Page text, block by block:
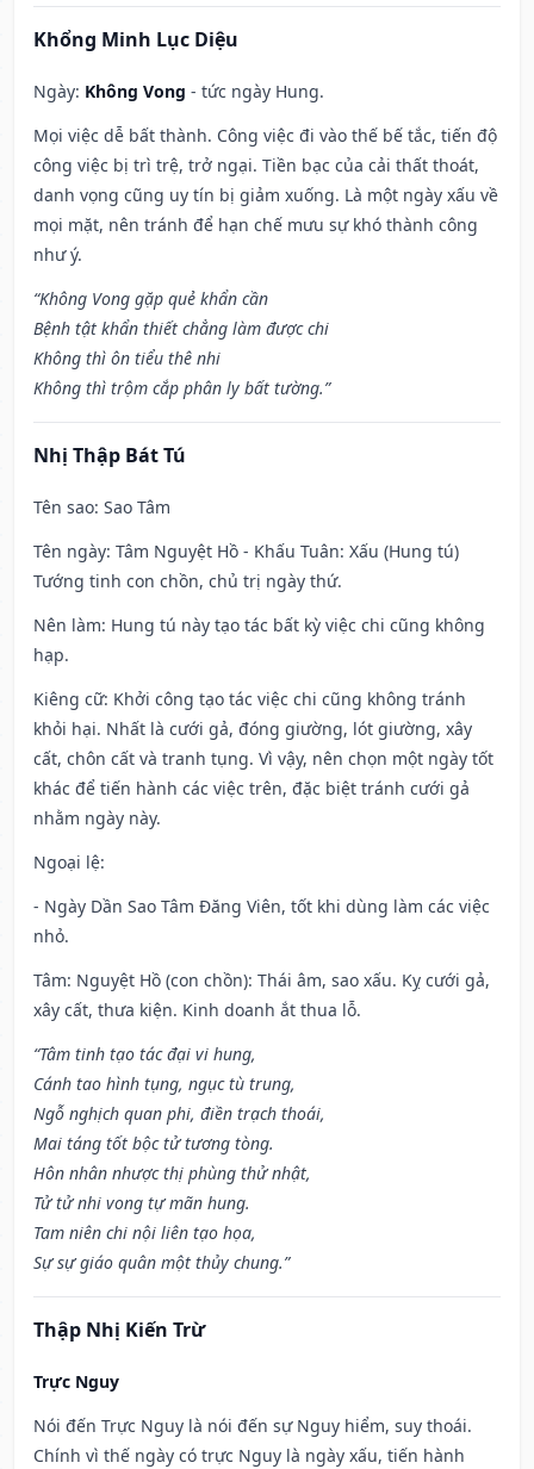
Khổng Minh Lục Diệu
Ngày: Không Vong - tức ngày Hung.
Mọi việc dễ bất thành. Công việc đi vào thế bế tắc, tiến độ
công việc bị trì trệ, trở ngại. Tiền bạc của cải thất thoát,
danh vọng cũng uy tín bị giảm xuống. Là một ngày xấu về
mọi mặt, nên tránh để hạn chế mưu sự khó thành công
như ý.
“Không Vong gặp quẻ khẩn cần
Bệnh tật khẩn thiết chẳng làm được chi
Không thì ôn tiểu thê nhi
Không thì trộm cắp phân ly bất tường.”
Nhị Thập Bát Tú
Tên sao: Sao Tâm
Tên ngày: Tâm Nguyệt Hồ - Khấu Tuân: Xấu (Hung tú)
Tướng tinh con chồn, chủ trị ngày thứ.
Nên làm: Hung tú này tạo tác bất kỳ việc chi cũng không
hạp.
Kiêng cữ: Khởi công tạo tác việc chi cũng không tránh
khỏi hại. Nhất là cưới gả, đóng giường, lót giường, xây
cất, chôn cất và tranh tụng. Vì vậy, nên chọn một ngày tốt
khác để tiến hành các việc trên, đặc biệt tránh cưới gả
nhằm ngày này.
Ngoại lệ:
- Ngày Dần Sao Tâm Đăng Viên, tốt khi dùng làm các việc
nhỏ.
Tâm: Nguyệt Hồ (con chồn): Thái âm, sao xấu. Kỵ cưới gả,
xây cất, thưa kiện. Kinh doanh ắt thua lỗ.
“Tâm tinh tạo tác đại vi hung,
Cánh tao hình tụng, ngục tù trung,
Ngỗ nghịch quan phi, điền trạch thoái,
Mai táng tốt bộc tử tương tòng.
Hôn nhân nhược thị phùng thử nhật,
Tử tử nhi vong tự mãn hung.
Tam niên chi nội liên tạo họa,
Sự sự giáo quân một thủy chung.”
Thập Nhị Kiến Trừ
Trực Nguy
Nói đến Trực Nguy là nói đến sự Nguy hiểm, suy thoái.
Chính vì thế ngày có trực Nguy là ngày xấu, tiến hành